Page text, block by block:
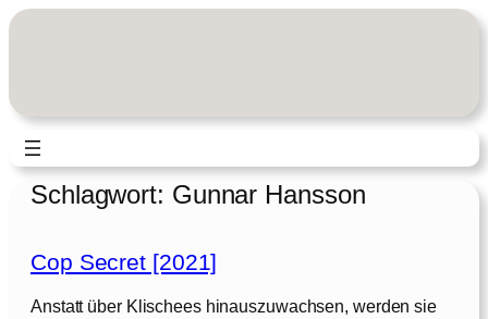
Zum
Schlagwort: Gunnar Hansson
Cop Secret [2021]
Anstatt über Klischees hinauszuwachsen, werden sie